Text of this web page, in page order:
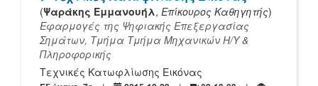
(Ψαράκης Εμμανουήλ, Επίκουρος Καθηγητής)
Εφαρμογές της Ψηφιακής Επεξεργασίας
Σημάτων, Τμήμα Τμήμα Mηχανικών Η/Υ &
Πληροφορικής
Τεχνικές Κατωφλίωσης Εικόνας